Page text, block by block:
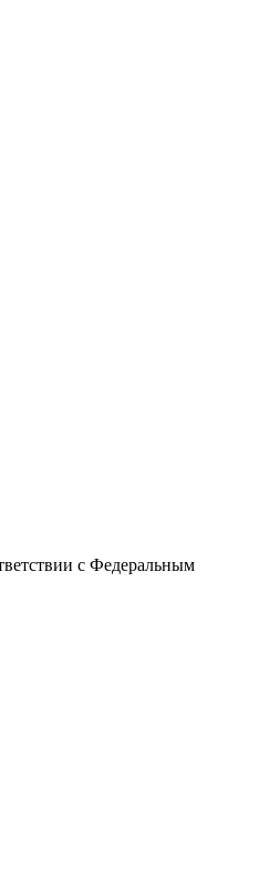
с Федеральным